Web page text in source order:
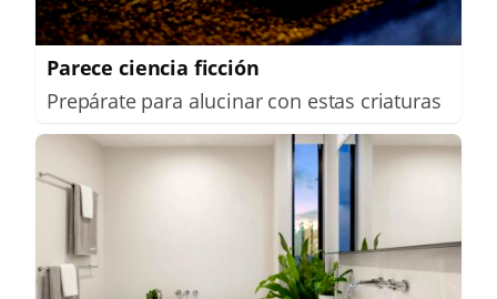
Parece ciencia ficción
Prepárate para alucinar con estas criaturas